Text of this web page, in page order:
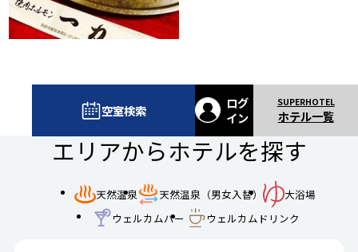
空室検索
ログ
イン
ホテル一覧
エリアからホテルを探す
天然温泉 天然温泉（男女入替）
大浴場
ウェルカムバー
ウェルカムドリンク